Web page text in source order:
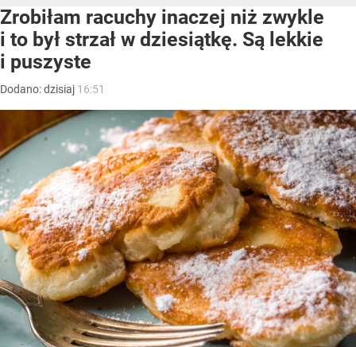
Zrobiłam racuchy inaczej niż zwykle
i to był strzał w dziesiątkę. Są lekkie
i puszyste
Dodano:dzisiaj 16:51